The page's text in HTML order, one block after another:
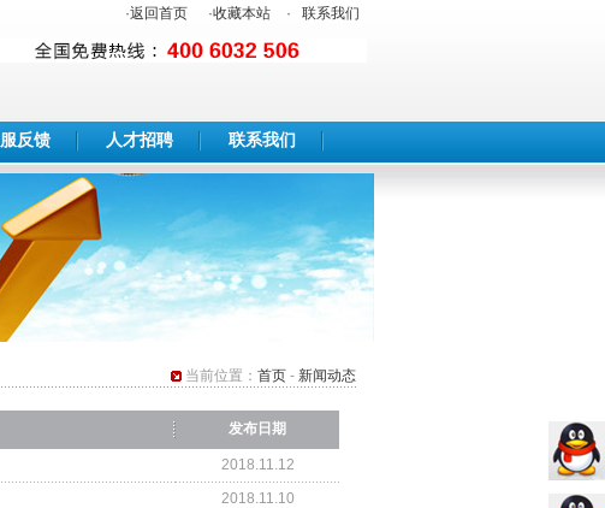
·返回首页 ·收藏本站 · 联系我们
反馈 人才招聘 联系我们
当前位置： 首页 - 新闻动态
发布日期
2018.11.12
2018.11.10